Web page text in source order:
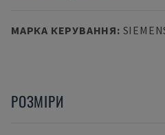
МАРКА КЕРУВАННЯ:
РОЗМІРИ